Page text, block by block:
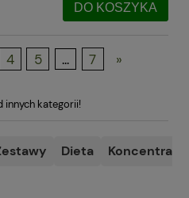
DO KOSZYKA
4 5 ... 7 »
kategorii!
Dieta